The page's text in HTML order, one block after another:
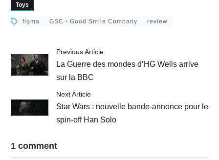
Toys
figma GSC - Good Smile Company review
Previous Article
La Guerre des mondes d’HG Wells arrive
sur la BBC
Next Article
Star Wars : nouvelle bande-annonce pour le
spin-off Han Solo
1 comment